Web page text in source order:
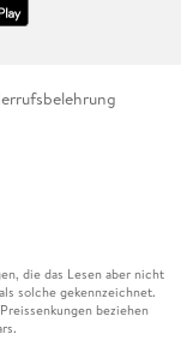
die das Lesen aber nicht
solche gekennzeichnet.
beziehen